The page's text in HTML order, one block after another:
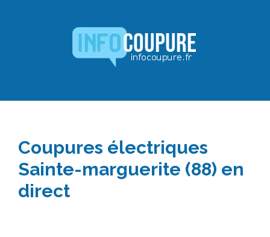
Coupures électriques
Sainte-marguerite (88) en
direct